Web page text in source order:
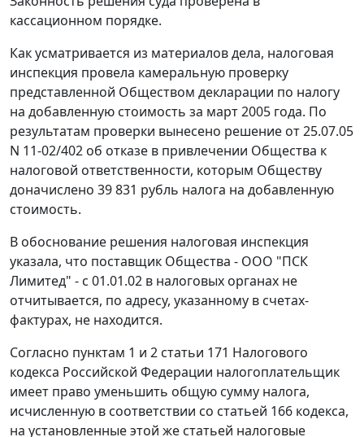
кассационном порядке.
Как усматривается из материалов дела, налоговая
инспекция провела камеральную проверку
представленной Обществом декларации по налогу
на добавленную стоимость за март 2005 года. По
результатам проверки вынесено решение от 25.07.05
N 11-02/402 об отказе в привлечении Общества к
налоговой ответственности, которым Обществу
доначислено 39 831 рубль налога на добавленную
стоимость.
В обоснование решения налоговая инспекция
указала, что поставщик Общества - ООО "ПСК
Лимитед" - с 01.01.02 в налоговых органах не
отчитывается, по адресу, указанному в счетах-
фактурах, не находится.
Согласно пунктам 1 и 2 статьи 171 Налогового
кодекса Российской Федерации налогоплательщик
имеет право уменьшить общую сумму налога,
исчисленную в соответствии со статьей 166 кодекса,
на установленные этой же статьей налоговые